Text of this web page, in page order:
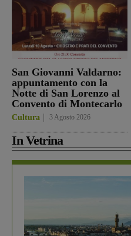
San Giovanni Valdarno:
appuntamento con la
Notte di San Lorenzo al
Convento di Montecarlo
Cultura 3 Agosto 2026
In Vetrina